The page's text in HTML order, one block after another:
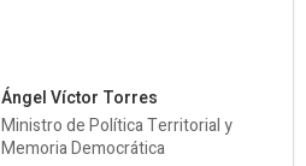
Ángel Víctor Torres
Ministro de Política Territorial y
Memoria Democrática